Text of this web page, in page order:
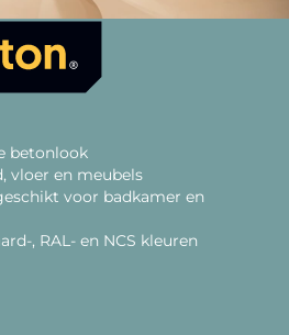
betonlook
vloer en meubels
voor badkamer en
, RAL- en NCS kleuren